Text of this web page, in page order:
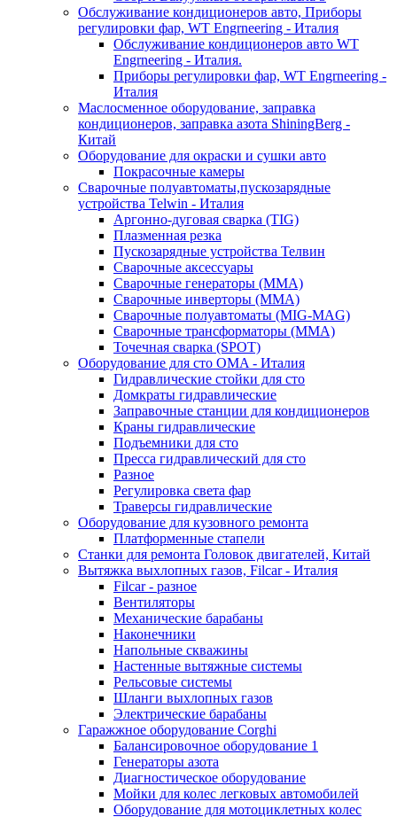
Обслуживание кондиционеров авто, Приборы
регулировки фар, WT Engrneering - Италия
Обслуживание кондиционеров авто WT
Engrneering - Италия.
Приборы регулировки фар, WT Engrneering -
Италия
Маслосменное оборудование, заправка
кондиционеров, заправка азота ShiningBerg -
Китай
Оборудование для окраски и сушки авто
Покрасочные камеры
Сварочные полуавтоматы,пускозарядные
устройства Telwin - Италия
Аргонно-дуговая сварка (TIG)
Плазменная резка
Пускозарядные устройства Телвин
Сварочные аксессуары
Сварочные генераторы (MMA)
Сварочные инверторы (MMA)
Сварочные полуавтоматы (MIG-MAG)
Сварочные трансформаторы (MMA)
Точечная сварка (SPOT)
Оборудование для сто OMA - Италия
Гидравлические стойки для сто
Домкраты гидравлические
Заправочные станции для кондиционеров
Краны гидравлические
Подъемники для сто
Пресса гидравлический для сто
Разное
Регулировка света фар
Траверсы гидравлические
Оборудование для кузовного ремонта
Платформенные стапели
Станки для ремонта Головок двигателей, Китай
Вытяжка выхлопных газов, Filcar - Италия
Filcar - разное
Вентиляторы
Механические барабаны
Наконечники
Напольные скважины
Настенные вытяжные системы
Рельсовые системы
Шланги выхлопных газов
Электрические барабаны
Гаражжное оборудование Corghi
Балансировочное оборудование 1
Генераторы азота
Диагностическое оборудование
Мойки для колес легковых автомобилей
Оборудование для мотоциклетных колес